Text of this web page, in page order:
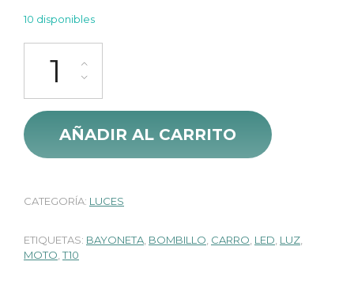
$ 10.000.$ 6.000.
10 disponibles
AÑADIR AL CARRITO
CATEGORÍA: LUCES
ETIQUETAS: BAYONETA BOMBILLO CARRO LED LUZ
MOTO ,T10